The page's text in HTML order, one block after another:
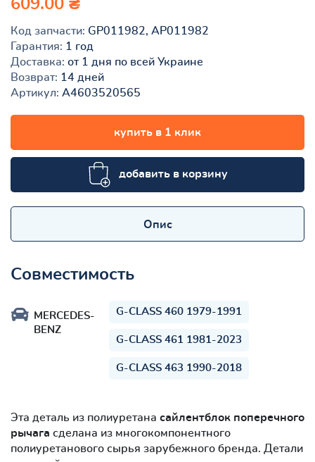
609.00 ₴
Код запчасти: GP011982, AP011982
Гарантия: 1 год
Доставка: от 1 дня по всей Украине
Возврат: 14 дней
Артикул: A4603520565
купить в 1 клик
добавить в корзину
Опис
Совместимость
MERCEDES-
BENZ
G-CLASS 460 1979-1991
G-CLASS 461 1981-2023
G-CLASS 463 1990-2018
Эта деталь из полиуретана сайлентблок поперечного
рычага сделана из многокомпонентного
полиуретанового сырья зарубежного бренда. Детали